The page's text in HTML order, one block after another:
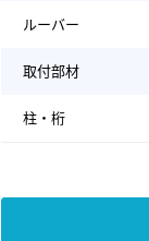
ルーバー
取付部材
柱・桁